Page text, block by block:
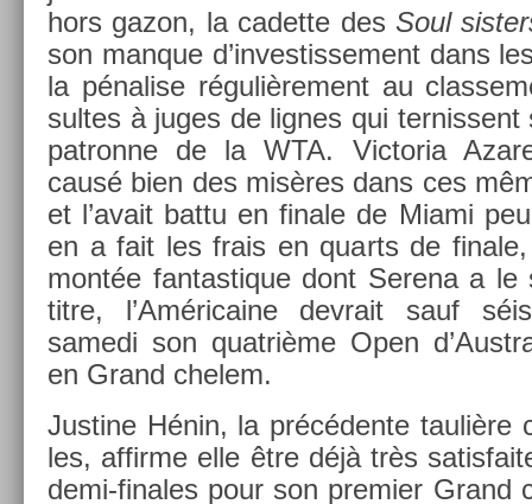
hors gazon, la cadet­te des Soul
son man­que d’in­vestis­se­ment dans
la pénal­ise réguliè­re­ment au
sul­tes à juges de lig­nes qui
pat­ronne de la WTA. Vic­toria
causé bien des misères dans ces
et l’avait battu en fin­ale de Miami
en a fait les frais en quarts de fin­ale,
montée fan­tastique dont Serena a le
titre, l’Américaine de­vrait sauf
samedi son quat­rième Open
en Grand chelem.
Just­ine Hénin, la précédente taulière
les, af­firme elle être déjà très
demi-finales pour son pre­mi­er Grand